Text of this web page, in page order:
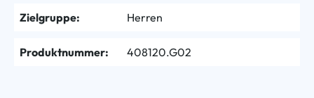
Zielgruppe: Herren
Produktnummer: 408120.G02